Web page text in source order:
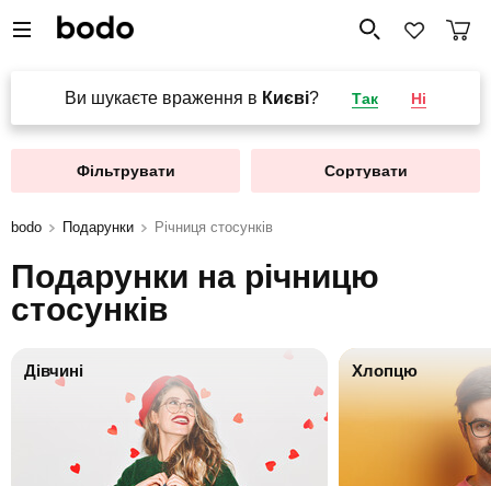
Ви шукаєте враження в Києві? Так Ні
Фільтрувати Сортувати
bodo Подарунки Річниця стосунків
Подарунки на річницю
стосунків
Дівчині Хлопцю